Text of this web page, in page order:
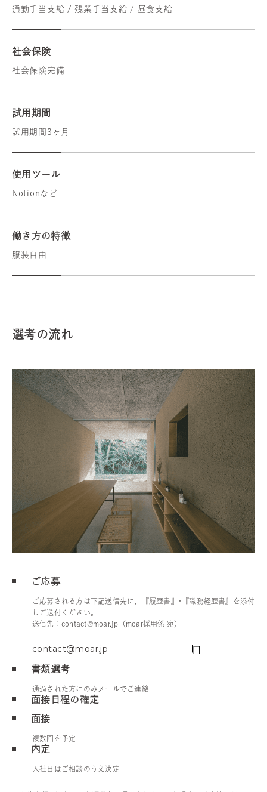
通勤手当支給 / 残業手当支給 / 昼食支給
社会保険
社会保険完備
試用期間
試用期間3ヶ月
使用ツール
Notionなど
働き方の特徴
服装自由
選考の流れ
ご応募
ご応募される方は下記送信先に、『履歴書』･『職務経歴書』を添付
しご送付ください｡
送信先：contact@moar.jp（moar採用係 宛）
contact@moar.jp
書類選考
通過された方にのみメールでご連絡
面接日程の確定
面接
複数回を予定
内定
入社日はご相談のうえ決定